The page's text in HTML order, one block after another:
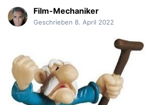
Film-Mechaniker
Geschrieben 8. April 2022